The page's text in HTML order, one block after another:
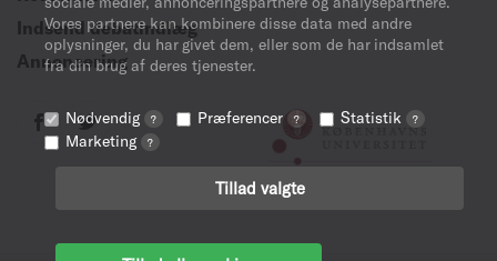
Vores partnere kan kombinere disse data med andre
oplysninger, du har givet dem, eller som de har indsamlet
fra din brug af deres tjenester.
Nødvendig ? Præferencer ? Statistik ?
Marketing ?
Tillad valgte
Indsend debatindlæg
Annoncering